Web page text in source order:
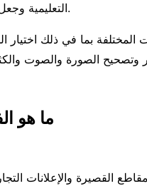
التعليمية وجعل الأخبار المتوفرة.
المختلفة بما في ذلك
وتصحيح الصورة والصوت
ما هو
القصيرة والإعلانات